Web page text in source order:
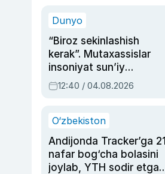
Dunyo
“Biroz sekinlashish
kerak”. Mutaxassislar
insoniyat sun’iy
intellektni boshqara
olmay qolishidan xavotir
12:40 / 04.08.2026
O‘zbekiston
Andijonda Tracker’ga 21
nafar bog‘cha bolasini
joylab, YTH sodir etgan